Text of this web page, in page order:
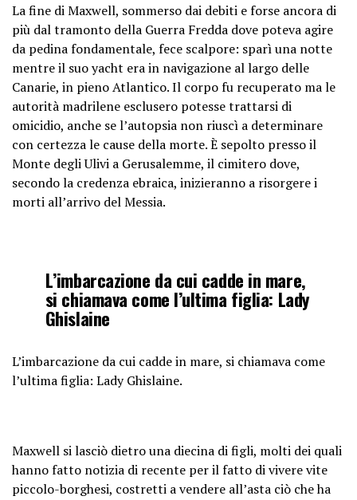
La fine di Maxwell, sommerso dai debiti e forse ancora di
più dal tramonto della Guerra Fredda dove poteva agire
da pedina fondamentale, fece scalpore: sparì una notte
mentre il suo yacht era in navigazione al largo delle
Canarie, in pieno Atlantico. Il corpo fu recuperato ma le
autorità madrilene esclusero potesse trattarsi di
omicidio, anche se l’autopsia non riuscì a determinare
con certezza le cause della morte. È sepolto presso il
Monte degli Ulivi a Gerusalemme, il cimitero dove,
secondo la credenza ebraica, inizieranno a risorgere i
morti all’arrivo del Messia.
L’imbarcazione da cui cadde in mare,
si chiamava come l’ultima figlia: Lady
Ghislaine
L’imbarcazione da cui cadde in mare, si chiamava come
l’ultima figlia: Lady Ghislaine.
Maxwell si lasciò dietro una diecina di figli, molti dei quali
hanno fatto notizia di recente per il fatto di vivere vite
piccolo-borghesi, costretti a vendere all’asta ciò che ha